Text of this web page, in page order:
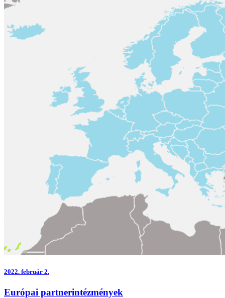
2022. február 2.
Európai partnerintézmények